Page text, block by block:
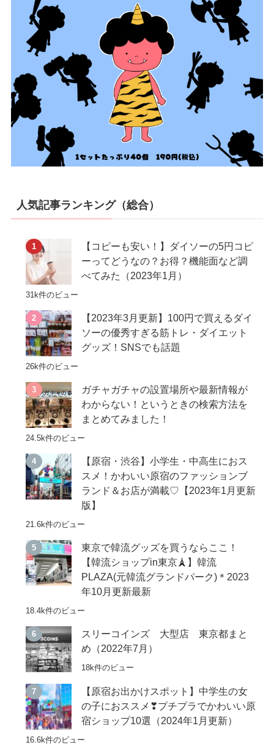
人気記事ランキング（総合）
【コピーも安い！】ダイソーの5円コピ
ーってどうなの？お得？機能面など調
べてみた（2023年1月）
31k件のビュー
【2023年3月更新】100円で買えるダイ
ソーの優秀すぎる筋トレ・ダイエット
グッズ！SNSでも話題
26k件のビュー
ガチャガチャの設置場所や最新情報が
わからない！というときの検索方法を
まとめてみました！
24.5k件のビュー
【原宿・渋谷】小学生・中高生におス
スメ！かわいい原宿のファッションブ
ランド＆お店が満載♡【2023年1月更新
版】
21.6k件のビュー
東京で韓流グッズを買うならここ！
【韓流ショップin東京🗼】韓流
PLAZA(元韓流グランドパーク)＊2023
年10月更新最新
18.4k件のビュー
スリーコインズ 大型店 東京都まと
め（2022年7月）
18k件のビュー
【原宿お出かけスポット】中学生の女
の子におススメ❣プチプラでかわいい原
宿ショップ10選（2024年1月更新）
16.6k件のビュー